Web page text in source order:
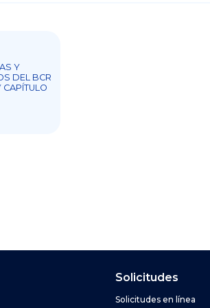
Y
DEL BCR
CAPÍTULO
y Solicitudes
Solicitudes en línea